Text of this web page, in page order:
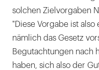
solchen Zielvorgaben
"Diese Vorgabe ist
nämlich das Gesetz
Begutachtungen nach
haben, sich also der